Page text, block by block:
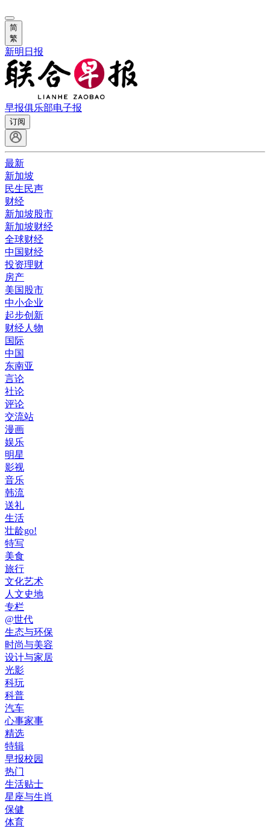
简
繁
新明日报
早报俱乐部电子报
订阅
最新
新加坡
民生民声
财经
新加坡股市
新加坡财经
全球财经
中国财经
投资理财
房产
美国股市
中小企业
起步创新
财经人物
国际
中国
东南亚
言论
社论
评论
交流站
漫画
娱乐
明星
影视
音乐
韩流
送礼
生活
壮龄go!
特写
美食
旅行
文化艺术
人文史地
专栏
@世代
生态与环保
时尚与美容
设计与家居
光影
科玩
科普
汽车
心事家事
精选
特辑
早报校园
热门
生活贴士
星座与生肖
保健
体育